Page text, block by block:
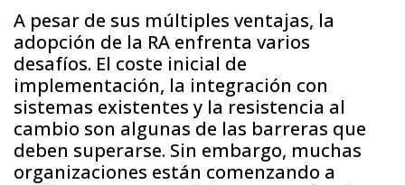
A pesar de sus múltiples ventajas, la
adopción de la RA enfrenta varios
desafíos. El coste inicial de
implementación, la integración con
sistemas existentes y la resistencia al
cambio son algunas de las barreras que
deben superarse. Sin embargo, muchas
organizaciones están comenzando a